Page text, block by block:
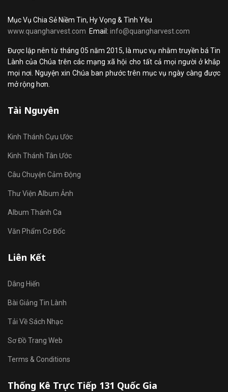
Mục Vụ Chia Sẻ Niềm Tin, Hy Vọng & Tình Yêu
www.quangharvest.com Email: info@quangharvest.com
Được lập nên từ tháng 05 năm 2015, là mục vụ nhằm truyền bá Tin
Lành của Chúa trên các mạng xã hội cho tất cả mọi người ở khắp
mọi nơi. Nguyện xin Chúa ban phước trên mục vụ ngày càng được
mở rộng hơn.
Tài Nguyên
Kinh Thánh Cựu Ước
Kinh Thánh Tân Ước
Câu Chuyện Cảm Động
Thư Viện Album Ảnh
Album Thánh Ca
Văn Phẩm Cơ Đốc
Liên Kết
Dâng Hiến
Bài Giảng Tin Lành
Tải Về Sách Nhạc
Sơ Đồ Trang Web
Terms & Conditions
Thống Kê Trực Tiếp 131 Quốc Gia